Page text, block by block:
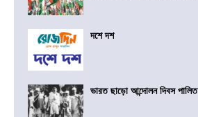
দশে দশ
ভারত ছাড়ো আন্দোলন দিবস পালিত